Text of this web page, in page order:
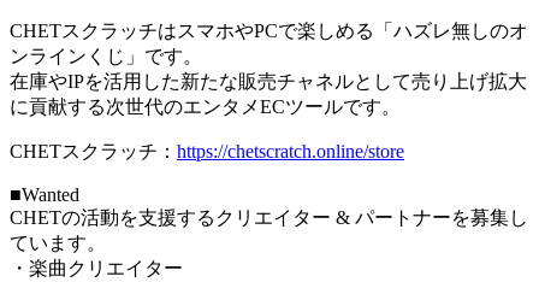
CHETスクラッチはスマホやPCで楽しめる「ハズレ無しのオ
ンラインくじ」です。
在庫やIPを活用した新たな販売チャネルとして売り上げ拡大
に貢献する次世代のエンタメECツールです。
CHETスクラッチ： https://chetscratch.online/store
■Wanted
CHETの活動を支援するクリエイター & パートナーを募集し
ています。
・楽曲クリエイター